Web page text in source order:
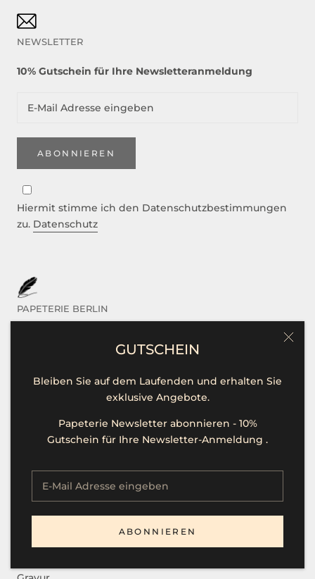
GUTSCHEIN
Bleiben Sie auf dem Laufenden und erhalten Sie
exklusive Angebote.
Papeterie Newsletter abonnieren - 10%
Gutschein für Ihre Newsletter-Anmeldung .
ABONNIEREN
NEWSLETTER
10% Gutschein für Ihre Newsletteranmeldung
ABONNIEREN
Hiermit stimme ich den Datenschutzbestimmungen
zu. Datenschutz
PAPETERIE BERLIN
Öffnungszeiten